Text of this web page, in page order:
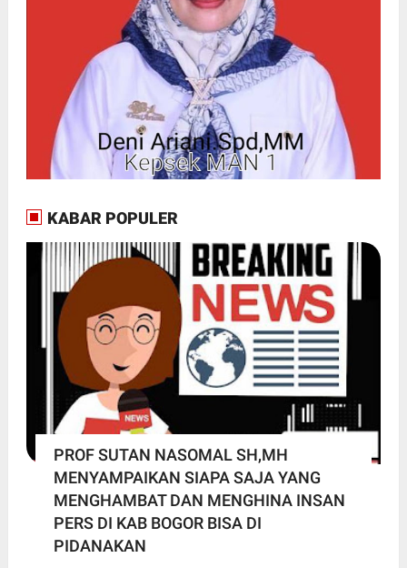
KABAR POPULER
PROF SUTAN NASOMAL SH,MH
MENYAMPAIKAN SIAPA SAJA YANG
MENGHAMBAT DAN MENGHINA INSAN
PERS DI KAB BOGOR BISA DI
PIDANAKAN